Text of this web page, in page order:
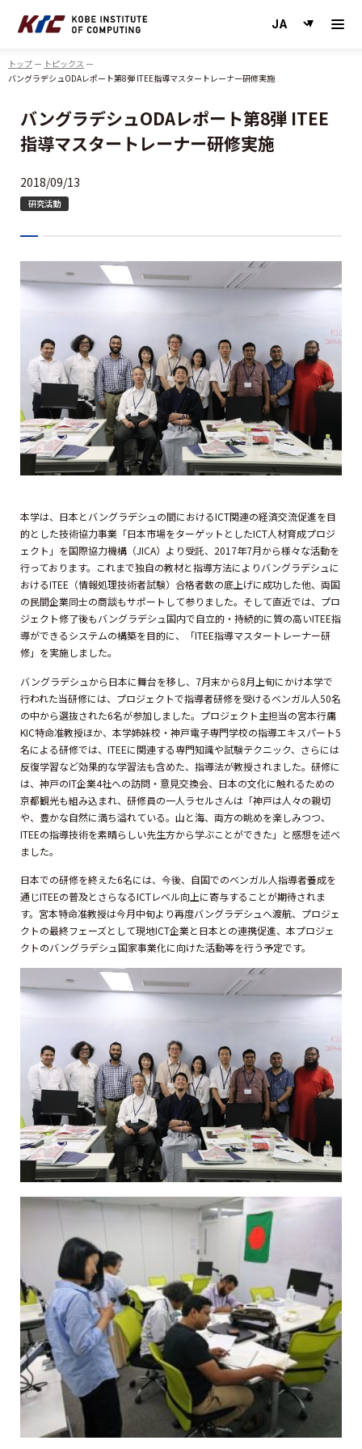
トップ
トピックス
バングラデシュODAレポート第8弾 ITEE指導マスタートレーナー研修実施
バングラデシュODAレポート第8弾 ITEE
指導マスタートレーナー研修実施
2018/09/13
研究活動
本学は、日本とバングラデシュの間におけるICT関連の経済交流促進を目
的とした技術協力事業「日本市場をターゲットとしたICT人材育成プロジ
ェクト」を国際協力機構（JICA）より受託、2017年7月から様々な活動を
行っております。これまで独自の教材と指導方法によりバングラデシュに
おけるITEE（情報処理技術者試験）合格者数の底上げに成功した他、両国
の民間企業同士の商談もサポートして参りました。そして直近では、プロ
ジェクト修了後もバングラデシュ国内で自立的・持続的に質の高いITEE指
導ができるシステムの構築を目的に、「ITEE指導マスタートレーナー研
修」を実施しました。
バングラデシュから日本に舞台を移し、7月末から8月上旬にかけ本学で
行われた当研修には、プロジェクトで指導者研修を受けるベンガル人50名
の中から選抜された6名が参加しました。プロジェクト主担当の宮本行庸
KIC特命准教授ほか、本学姉妹校・神戸電子専門学校の指導エキスパート5
名による研修では、ITEEに関連する専門知識や試験テクニック、さらには
反復学習など効果的な学習法も含めた、指導法が教授されました。研修に
は、神戸のIT企業4社への訪問・意見交換会、日本の文化に触れるための
京都観光も組み込まれ、研修員の一人ラセルさんは「神戸は人々の親切
や、豊かな自然に満ち溢れている。山と海、両方の眺めを楽しみつつ、
ITEEの指導技術を素晴らしい先生方から学ぶことができた」と感想を述べ
ました。
日本での研修を終えた6名には、今後、自国でのベンガル人指導者養成を
通じITEEの普及とさらなるICTレベル向上に寄与することが期待されま
す。宮本特命准教授は今月中旬より再度バングラデシュへ渡航、プロジェ
クトの最終フェーズとして現地ICT企業と日本との連携促進、本プロジェ
クトのバングラデシュ国家事業化に向けた活動等を行う予定です。